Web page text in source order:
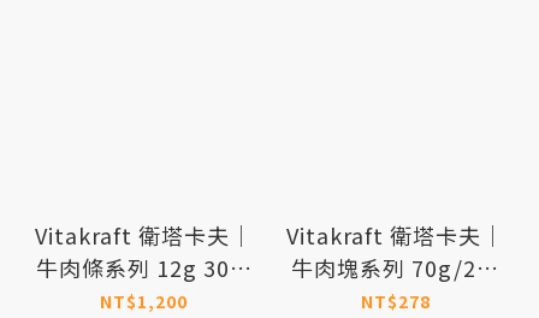
Vitakraft 衛塔卡夫｜
牛肉條系列 12g 30條
入 (羊肉/火雞/牛心/低
NT$1,200
Vitakraft 衛塔卡夫｜
牛肉塊系列 70g/2包
(起司/肝臟洋芋)
NT$278